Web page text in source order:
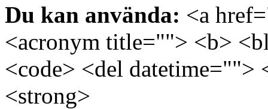
Du kan använda: <a
<acronym title=""> <b>
<code> <del
<strong>